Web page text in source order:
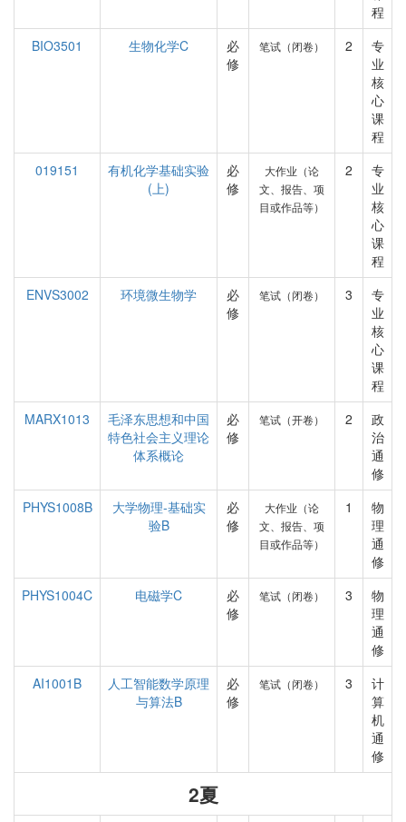
程
BIO3501
生物化学C
必
修
笔试（闭卷） 2
专
业
核
心
课
程
019151
有机化学基础实验
(上)
必
修
大作业（论
文、报告、项
目或作品等）
2
专
业
核
心
课
程
ENVS3002
环境微生物学
必
修
笔试（闭卷） 3
专
业
核
心
课
程
MARX1013
毛泽东思想和中国
特色社会主义理论
体系概论
必
修
笔试（开卷） 2
政
治
通
修
PHYS1008B
大学物理-基础实
验B
必
修
大作业（论
文、报告、项
目或作品等）
1
物
理
通
修
PHYS1004C
电磁学C
必
修
笔试（闭卷） 3
物
理
通
修
AI1001B
人工智能数学原理
与算法B
必
修
笔试（闭卷） 3
计
算
机
通
修
2夏